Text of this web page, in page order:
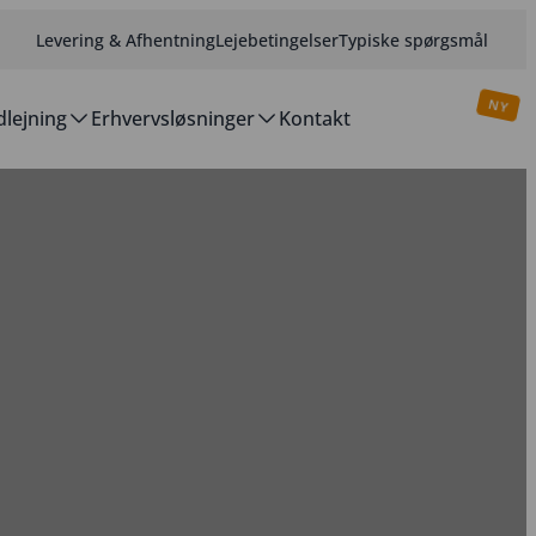
Levering & AfhentningLejebetingelserTypiske spørgsmål
Erhvervsløsninger Kontakt Få et gratis tilbud